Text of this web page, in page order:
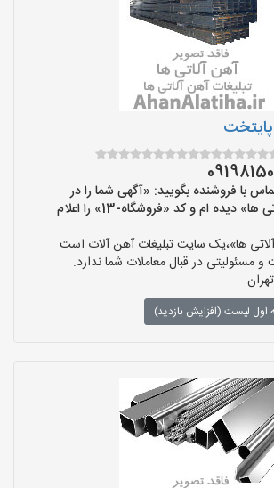
با فروشنده بگویید: «آگهی شما را در
سایت «آهن آلاتی ها» دیده ام و کد «فروشگاه-13» را اعلام
ها»،یک سایت تبلیغات آهن آلات است
مسئولیتی در قبال معاملات شما ندارد.
اول لیست (افزایش بازدید)